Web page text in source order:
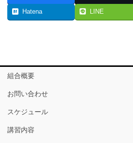
Hatena LINE
組合概要
お問い合わせ
スケジュール
講習内容